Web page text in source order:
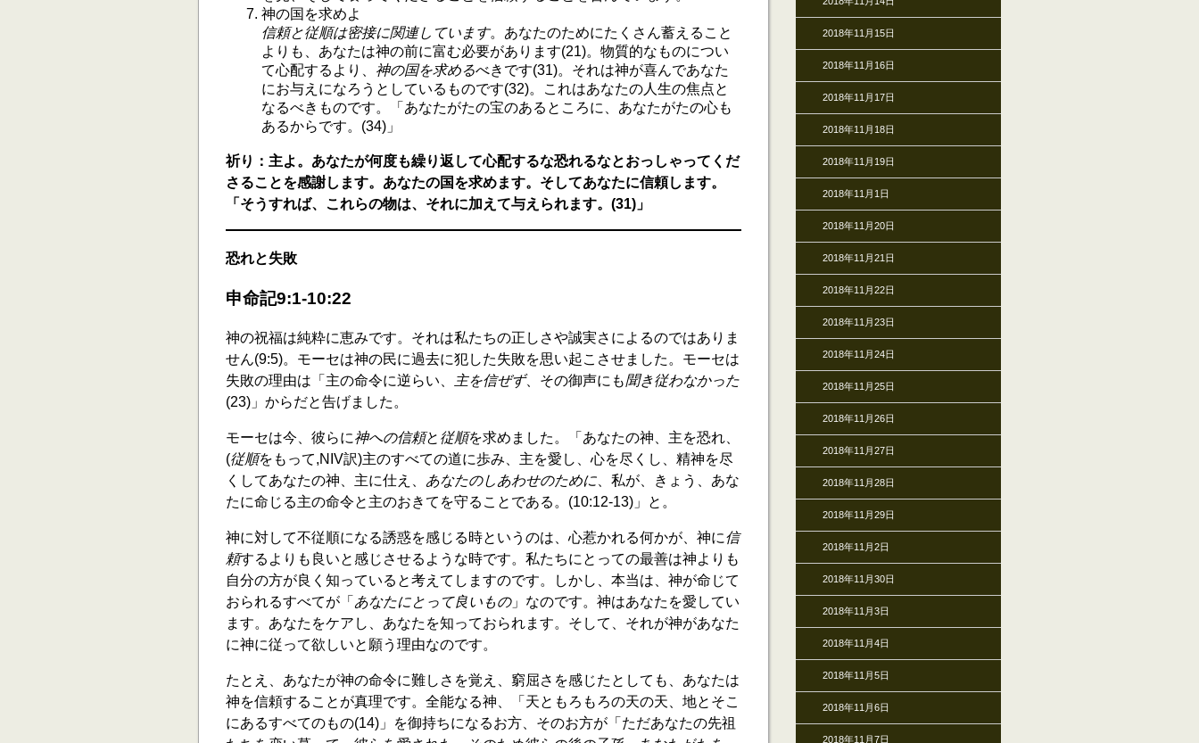
神の国を求めよ
信頼と従順は密接に関連しています。あなたのためにたくさん蓄えること
よりも、あなたは神の前に富む必要があります(21)。物質的なものについ
て心配するより、 神の国を求めるべきです(31)。それは神が喜んであなた
にお与えになろうとしているものです(32)。これはあなたの人生の焦点と
なるべきものです。「あなたがたの宝のあるところに、あなたがたの心も
あるからです。(34)」
祈り：主よ。あなたが何度も繰り返して心配するな恐れるなとおっしゃってくだ
さることを感謝します。あなたの国を求めます。そしてあなたに信頼します。
「そうすれば、これらの物は、それに加えて与えられます。(31)」
恐れと失敗
申命記9:1-10:22
神の祝福は純粋に恵みです。それは私たちの正しさや誠実さによるのではありま
せん(9:5)。モーセは神の民に過去に犯した失敗を思い起こさせました。モーセは
失敗の理由は「主の命令に逆らい、
主を信ぜず、その御声にも聞き従わなかった
(23)」からだと告げました。
モーセは今、彼らに神への信頼と 従順を求めました。「あなたの神、主を恐れ、
(従順をもって,NIV訳)主のすべての道に歩み、主を愛し、心を尽くし、精神を尽
くしてあなたの神、主に仕え、 あなたのしあわせのために 、私が、きょう、あな
たに命じる主の命令と主のおきてを守ることである。(10:12-13)」と。
神に対して不従順になる誘惑を感じる時というのは、心惹かれる何かが、神に信
頼するよりも良いと感じさせるような時です。私たちにとっての最善は神よりも
自分の方が良く知っていると考えてしますのです。しかし、本当は、神が命じて
おられるすべてが「 あなたにとって良いもの」なのです。神はあなたを愛してい
ます。あなたをケアし、あなたを知っておられます。そして、それが神があなた
に神に従って欲しいと願う理由なのです。
たとえ、あなたが神の命令に難しさを覚え、窮屈さを感じたとしても、あなたは
神を信頼することが真理です。全能なる神、「天ともろもろの天の天、地とそこ
にあるすべてのもの(14)」を御持ちになるお方、そのお方が「ただあなたの先祖
2018年11月15日
2018年11月16日
2018年11月17日
2018年11月18日
2018年11月19日
2018年11月1日
2018年11月20日
2018年11月21日
2018年11月22日
2018年11月23日
2018年11月24日
2018年11月25日
2018年11月26日
2018年11月27日
2018年11月28日
2018年11月29日
2018年11月2日
2018年11月30日
2018年11月3日
2018年11月4日
2018年11月5日
2018年11月6日
2018年11月7日